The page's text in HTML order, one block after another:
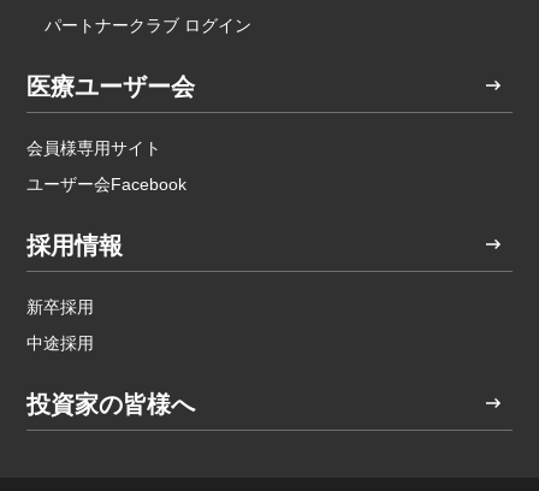
パートナークラブ ログイン
医療ユーザー会
会員様専用サイト
ユーザー会Facebook
採用情報
新卒採用
中途採用
投資家の皆様へ